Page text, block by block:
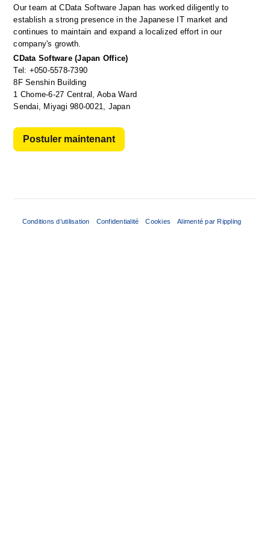
Our team at CData Software Japan has worked diligently to
establish a strong presence in the Japanese IT market and
continues to maintain and expand a localized effort in our
company's growth.
CData Software (Japan Office)
Tel: +050-5578-7390
8F Senshin Building
1 Chome-6-27 Central, Aoba Ward
Sendai, Miyagi 980-0021, Japan
Postuler maintenant
Conditions d’utilisation Confidentialité Cookies Alimenté par Rippling